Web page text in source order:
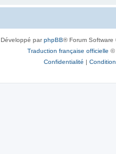
Développé parphpBB® Forum Software
Traduction française officielle ©
Confidentialité |